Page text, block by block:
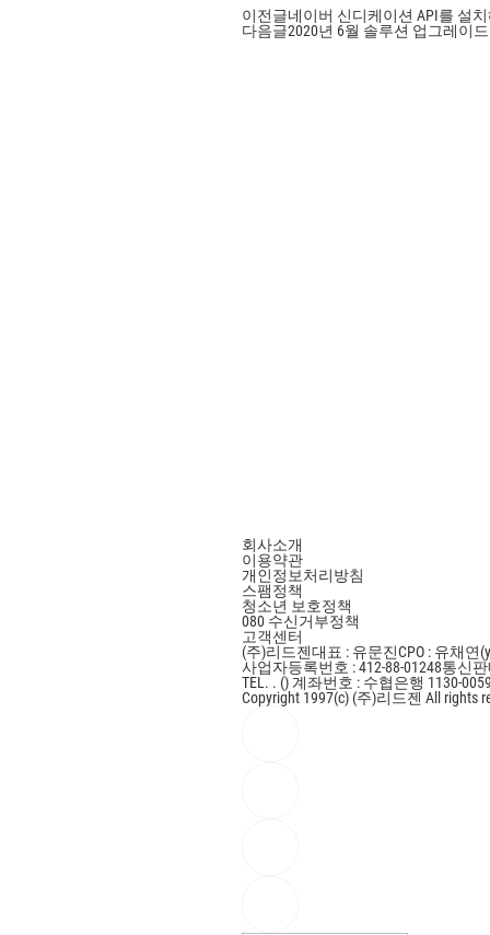
이전글네이버 신디케이션 API를 설
다음글2020년 6월 솔루션 업그레이
회사소개
이용약관
개인정보처리방침
스팸정책
청소년 보호정책
080 수신거부정책
고객센터
(주)리드젠대표 : 유문진CPO : 유채연
사업자등록번호 : 412-88-01248통신
TEL. . () 계좌번호 : 수협은행 1130-
Copyright 1997(c) (주)리드젠 All rights